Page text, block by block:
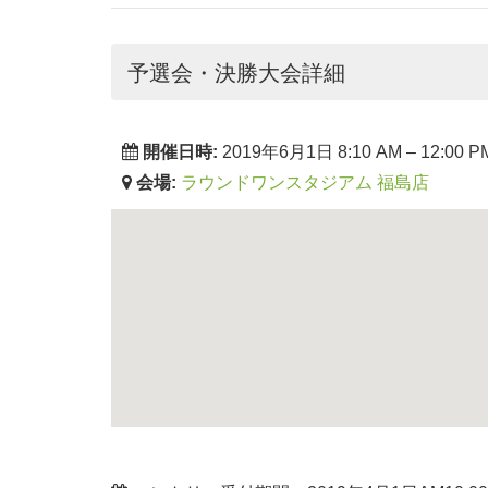
予選会・決勝大会詳細
開催日時: 2019年6月1日 8:10 AM – 12:00
会場: ラウンドワンスタジアム 福島店